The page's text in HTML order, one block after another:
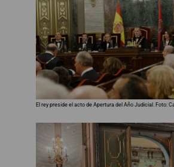
El rey preside el acto de Apertura del Año Judicial. Foto: